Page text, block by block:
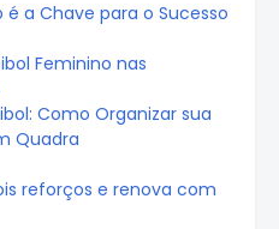
a Chave para o Sucesso
Feminino nas
Como Organizar sua
Quadra
reforços e renova com